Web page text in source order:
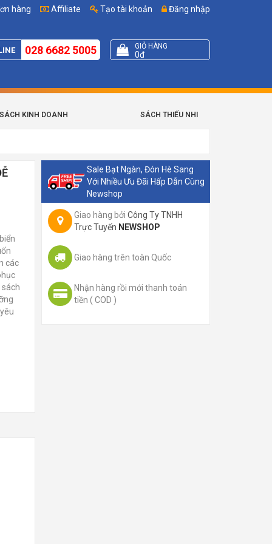
Affiliate Tạo tài khoản Đăng nhập
hàng
028 6682 5005 GIỎ HÀNG
0đ
SÁCH KINH DOANH SÁCH THIẾU NHI
các
sách
Sale Bạt Ngàn, Đón Hè Sang
Với Nhiều Ưu Đãi Hấp Dẫn Cùng
Newshop
Giao hàng bởiCông Ty TNHH
Trực Tuyến NEWSHOP
Giao hàng trên toàn Quốc
Nhận hàng rồi mới thanh toán
tiền ( COD )